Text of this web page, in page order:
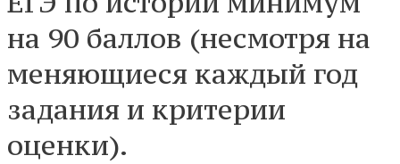
на 90 баллов (несмотря на
меняющиеся каждый год
задания и критерии
оценки).